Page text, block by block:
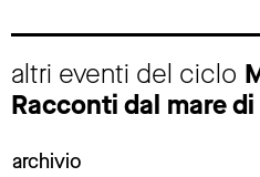
altri eventi del ciclo
Racconti dal mare
archivio